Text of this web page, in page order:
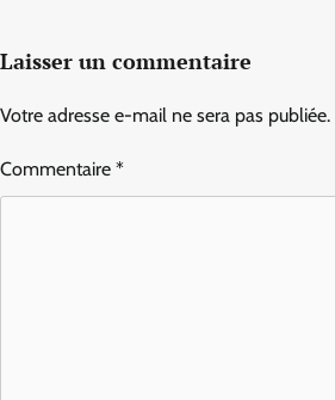
Laisser un commentaire
Votre adresse e-mail ne sera pas publiée.
Commentaire *